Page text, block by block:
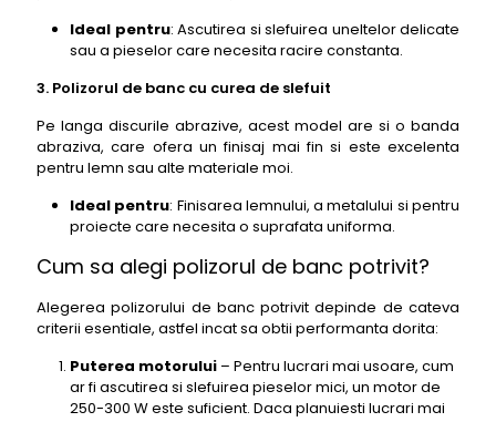
Ideal pentru: Ascutirea si slefuirea uneltelor delicate
sau a pieselor care necesita racire constanta.
3. Polizorul de banc cu curea de slefuit
Pe langa discurile abrazive, acest model are si o banda
abraziva, care ofera un finisaj mai fin si este excelenta
pentru lemn sau alte materiale moi.
Ideal pentru: Finisarea lemnului, a metalului si pentru
proiecte care necesita o suprafata uniforma.
Cum sa alegi polizorul de banc potrivit?
Alegerea polizorului de banc potrivit depinde de cateva
criterii esentiale, astfel incat sa obtii performanta dorita:
Puterea motorului – Pentru lucrari mai usoare, cum
ar fi ascutirea si slefuirea pieselor mici, un motor de
250-300 W este suficient. Daca planuiesti lucrari mai